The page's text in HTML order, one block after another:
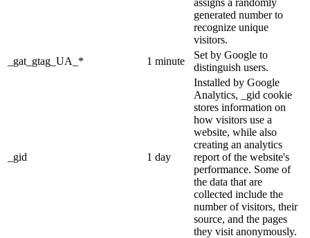
generated number to
recognize unique
visitors.
_gat_gtag_UA_*
1 minute
Set by Google to
distinguish users.
_gid 1 day
Installed by Google
Analytics, _gid cookie
stores information on
how visitors use a
website, while also
creating an analytics
report of the website's
performance. Some of
the data that are
collected include the
number of visitors, their
source, and the pages
they visit anonymously.